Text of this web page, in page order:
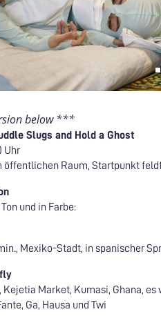
below ***
Slugs and Hold a Ghost
Uhr
öffentlichen Raum, Startpunkt
und in Farbe:
Mexiko-Stadt, in spanischer
Kejetia Market, Kumasi, Ghana,
Ga, Hausa und Twi